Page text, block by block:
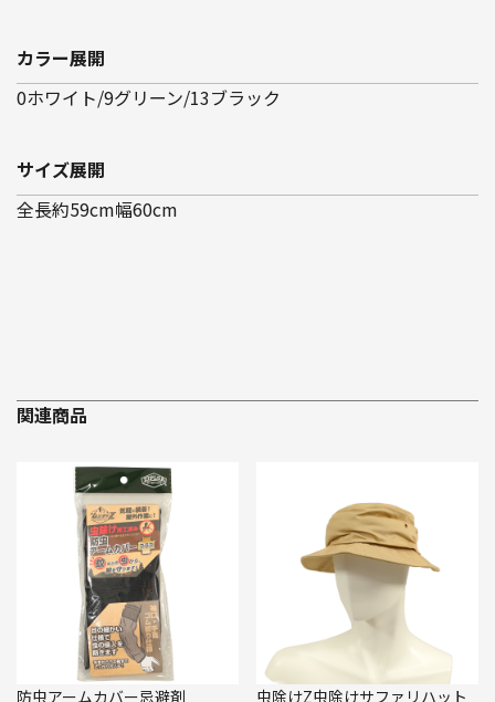
カラー展開
0ホワイト/9グリーン/13ブラック
サイズ展開
全長約59cm幅60cm
関連商品
防虫アームカバー忌避剤 虫除けZ虫除けサファリハット